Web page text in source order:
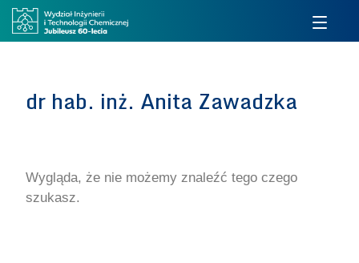
dr hab. inż. Anita Zawadzka
Wygląda, że nie możemy znaleźć tego czego
szukasz.